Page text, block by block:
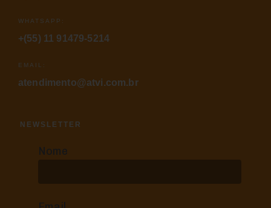
WHATSAPP:
+(55) 11 91479-5214
EMAIL:
atendimento@atvi.com.br
NEWSLETTER
Nome